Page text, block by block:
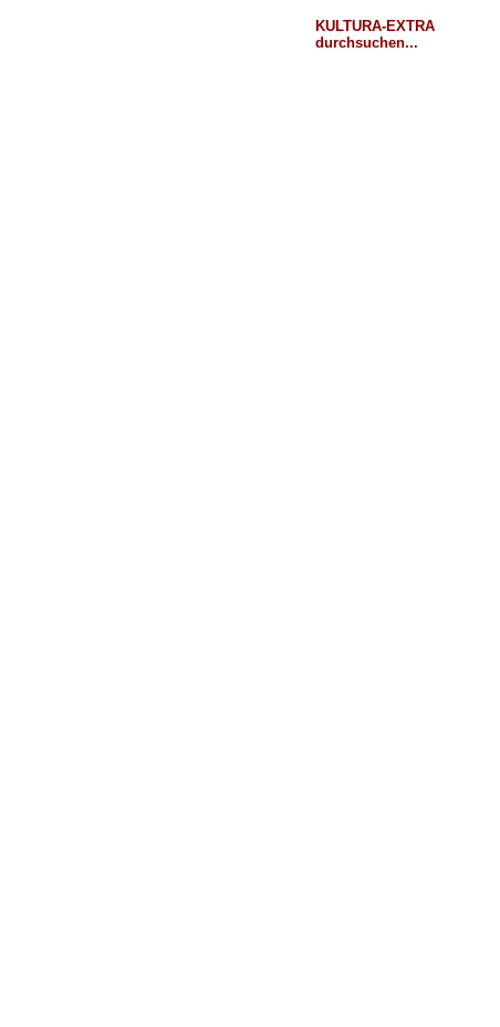
KULTURA-EXTRA
durchsuchen...